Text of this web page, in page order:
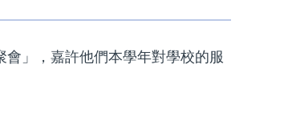
」，嘉許他們本學年對學校的服